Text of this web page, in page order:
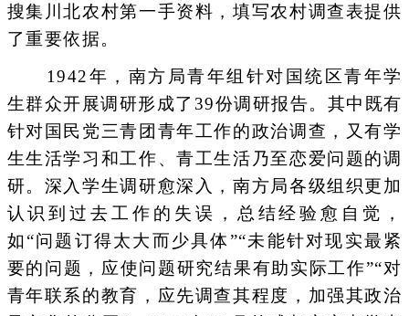
搜集川北农村第一手资料，填写农村调查表提供
了重要依据。
1942年，南方局青年组针对国统区青年学
生群众开展调研形成了39份调研报告。其中既有
针对国民党三青团青年工作的政治调查，又有学
生生活学习和工作、青工生活乃至恋爱问题的调
研。深入学生调研愈深入，南方局各级组织更加
认识到过去工作的失误，总结经验愈自觉，
如“问题订得太大而少具体”“未能针对现实最紧
要的问题，应使问题研究结果有助实际工作”“对
青年联系的教育，应先调查其程度，加强其政治